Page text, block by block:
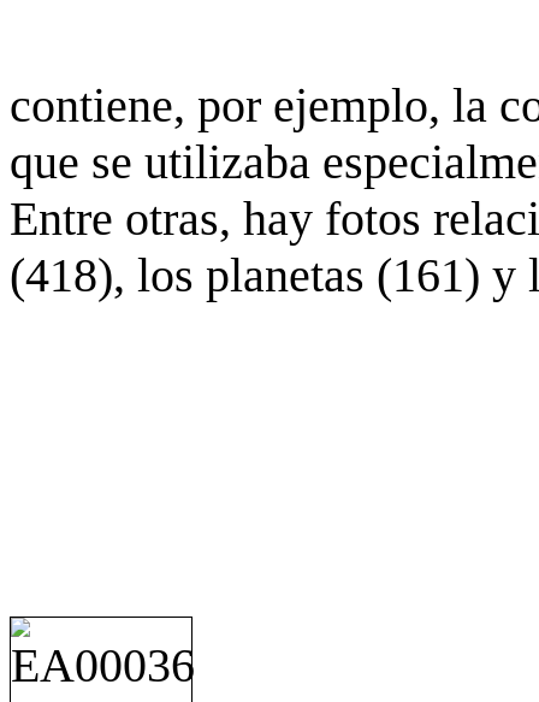
contiene, por ejemplo, la
que se utilizaba
Entre otras, hay fotos
(418), los planetas (161) y